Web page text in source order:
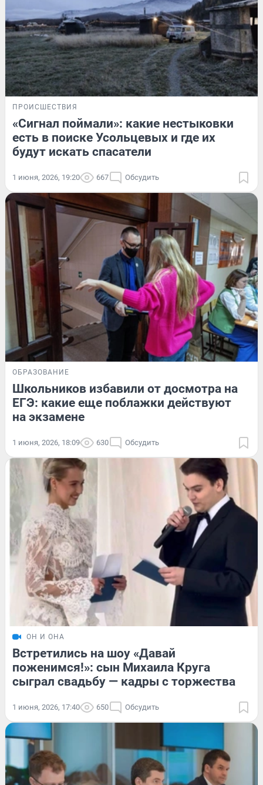
ПРОИСШЕСТВИЯ
«Сигнал поймали»: какие нестыковки
есть в поиске Усольцевых и где их
будут искать спасатели
1 июня, 2026, 19:20 667 Обсудить
ОБРАЗОВАНИЕ
Школьников избавили от досмотра на
ЕГЭ: какие еще поблажки действуют
на экзамене
1 июня, 2026, 18:09 630 Обсудить
ОН И ОНА
Встретились на шоу «Давай
поженимся!»: сын Михаила Круга
сыграл свадьбу — кадры с торжества
1 июня, 2026, 17:40 650 Обсудить